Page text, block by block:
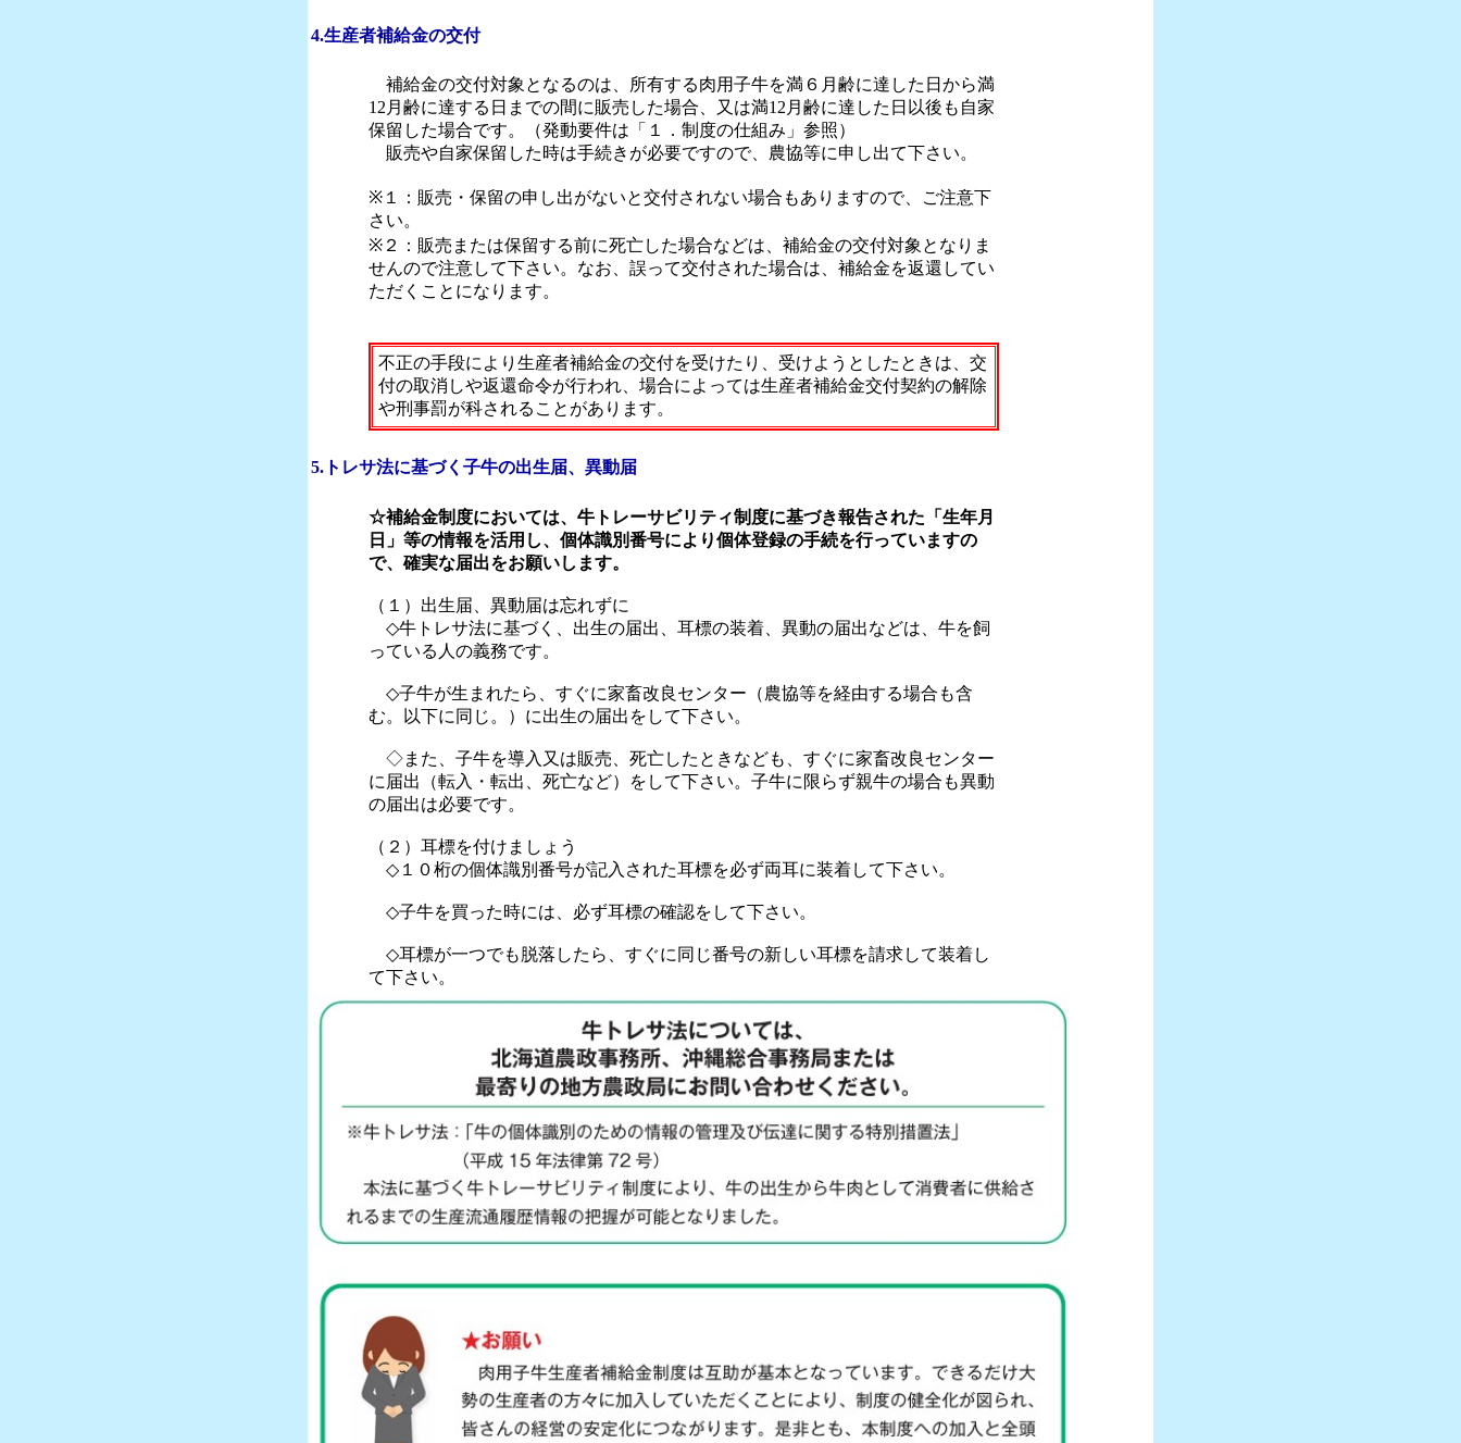
4.生産者補給金の交付
補給金の交付対象となるのは、所有する肉用子牛を満６月齢に達した日から満
12月齢に達する日までの間に販売した場合、又は満12月齢に達した日以後も自家
保留した場合です。（発動要件は「１．制度の仕組み」参照）
販売や自家保留した時は手続きが必要ですので、農協等に申し出て下さい。
※１：販売・保留の申し出がないと交付されない場合もありますので、ご注意下
さい。
※２：販売または保留する前に死亡した場合などは、補給金の交付対象となりま
せんので注意して下さい。なお、誤って交付された場合は、補給金を返還してい
ただくことになります。
不正の手段により生産者補給金の交付を受けたり、受けようとしたときは、交
付の取消しや返還命令が行われ、場合によっては生産者補給金交付契約の解除
や刑事罰が科されることがあります。
5.トレサ法に基づく子牛の出生届、異動届
☆補給金制度においては、牛トレーサビリティ制度に基づき報告された「生年月
日」等の情報を活用し、個体識別番号により個体登録の手続を行っていますの
で、確実な届出をお願いします。
（１）出生届、異動届は忘れずに
◇牛トレサ法に基づく、出生の届出、耳標の装着、異動の届出などは、牛を飼
っている人の義務です。
◇子牛が生まれたら、すぐに家畜改良センター（農協等を経由する場合も含
む。以下に同じ。）に出生の届出をして下さい。
◇また、子牛を導入又は販売、死亡したときなども、すぐに家畜改良センター
に届出（転入・転出、死亡など）をして下さい。子牛に限らず親牛の場合も異動
の届出は必要です。
（２）耳標を付けましょう
◇１０桁の個体識別番号が記入された耳標を必ず両耳に装着して下さい。
◇子牛を買った時には、必ず耳標の確認をして下さい。
◇耳標が一つでも脱落したら、すぐに同じ番号の新しい耳標を請求して装着し
て下さい。